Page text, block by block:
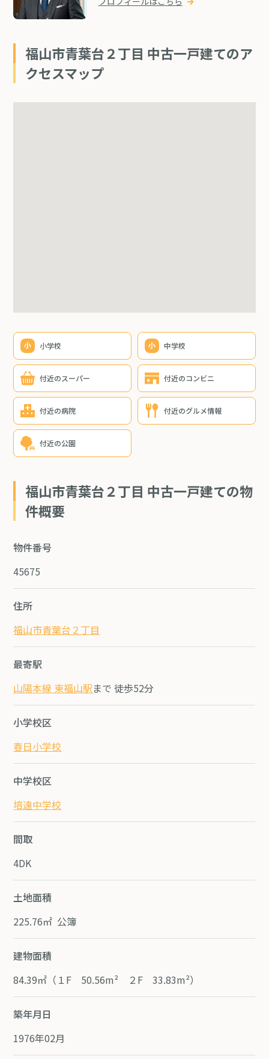
福山市青葉台２丁目 中古一戸建てのア
クセスマップ
小学校 中学校
付近のスーパー 付近のコンビニ
付近の病院 付近のグルメ情報
付近の公園
福山市青葉台２丁目 中古一戸建ての物
件概要
物件番号
45675
住所
福山市青葉台２丁目
最寄駅
山陽本線 東福山駅まで 徒歩52分
小学校区
春日小学校
中学校区
培遠中学校
間取
4DK
土地面積
225.76㎡ 公簿
建物面積
84.39㎡（１F 50.56m² ２F 33.83m²）
築年月日
1976年02月